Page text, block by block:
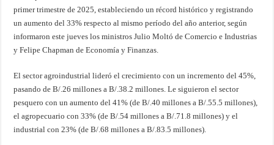
primer trimestre de 2025, estableciendo un récord histórico y registrando
un aumento del 33% respecto al mismo período del año anterior, según
informaron este jueves los ministros Julio Moltó de Comercio e Industrias
y Felipe Chapman de Economía y Finanzas.
El sector agroindustrial lideró el crecimiento con un incremento del 45%,
pasando de B/.26 millones a B/.38.2 millones. Le siguieron el sector
pesquero con un aumento del 41% (de B/.40 millones a B/.55.5 millones),
el agropecuario con 33% (de B/.54 millones a B/.71.8 millones) y el
industrial con 23% (de B/.68 millones a B/.83.5 millones).